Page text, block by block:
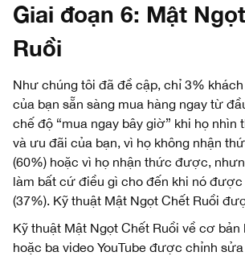
Giai đoạn 6: Mật
Ruồi
Như chúng tôi đã đề cập, chỉ 3%
của bạn sẵn sàng mua hàng ngay từ
chế độ “mua ngay bây giờ” khi họ nhìn
và ưu đãi của bạn, vì họ không nhận
(60%) hoặc vì họ nhận thức được,
làm bất cứ điều gì cho đến khi nó
(37%). Kỹ thuật Mật Ngọt Chết Ruồi
Kỹ thuật Mật Ngọt Chết Ruồi về cơ bản
hoặc ba video YouTube được chỉnh